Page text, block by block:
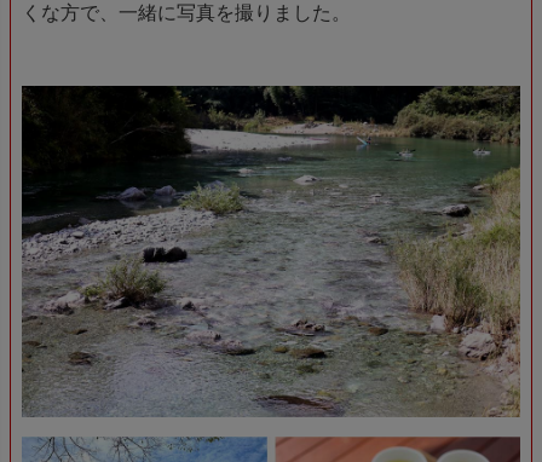
くな方で、一緒に写真を撮りました。